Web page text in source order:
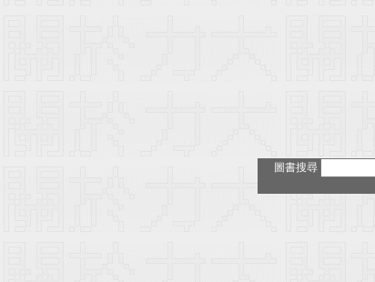
圖書搜尋